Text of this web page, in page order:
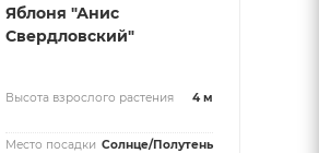
Яблоня "Анис
Свердловский"
Высота взрослого растения 4 м
Место посадки Солнце/Полутень